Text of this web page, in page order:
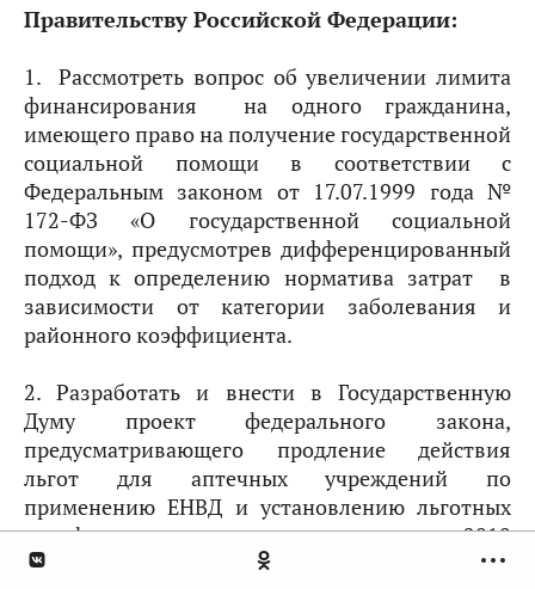
Правительству Российской Федерации:
1. Рассмотреть вопрос об увеличении лимита
финансирования на одного гражданина,
имеющего право на получение государственной
социальной помощи в соответствии с
Федеральным законом от 17.07.1999 года №
172-ФЗ «О государственной социальной
помощи», предусмотрев дифференцированный
подход к определению норматива затрат в
зависимости от категории заболевания и
районного коэффициента.
2. Разработать и внести в Государственную
Думу проект федерального закона,
предусматривающего продление действия
льгот для аптечных учреждений по
применению ЕНВД и установлению льготных
тарифов по страховым взносам на уровне 2010
года на переходный период 2011-2013 годы.